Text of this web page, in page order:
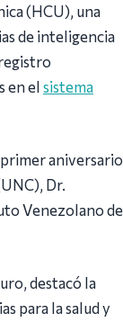
(HCU), una
de inteligencia
en el sistema
aniversario
Dr.
Venezolano de
destacó la
para la salud y